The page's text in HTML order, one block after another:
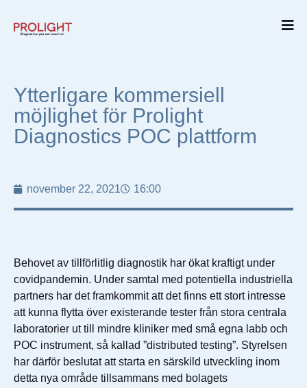
Ytterligare kommersiell
möjlighet för Prolight
Diagnostics POC plattform
november 22, 2021 16:00
Behovet av tillförlitlig diagnostik har ökat kraftigt under
covidpandemin. Under samtal med potentiella industriella
partners har det framkommit att det finns ett stort intresse
att kunna flytta över existerande tester från stora centrala
laboratorier ut till mindre kliniker med små egna labb och
POC instrument, så kallad ”distributed testing”. Styrelsen
har därför beslutat att starta en särskild utveckling inom
detta nya område tillsammans med bolagets